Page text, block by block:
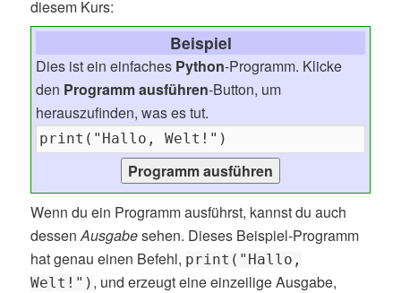
diesem Kurs:
Beispiel
Dies ist ein einfaches Python-Programm. Klicke
den Programm ausführen-Button, um
herauszufinden, was es tut.
Wenn du ein Programm ausführst, kannst du auch
dessenAusgabesehen. Dieses Beispiel-Programm
hat genau einen Befehl, print("Hallo,
Welt!") , und erzeugt eine einzeilige Ausgabe,